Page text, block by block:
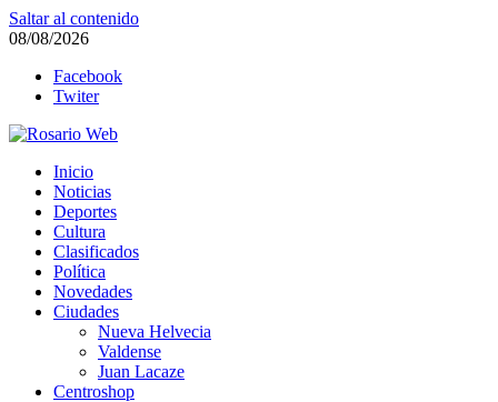
Saltar al contenido
08/08/2026
Facebook
Twiter
Rosario Web
Todas la noticias de Rosario y la zona
Inicio
Noticias
Deportes
Cultura
Clasificados
Política
Novedades
Ciudades
Nueva Helvecia
Valdense
Juan Lacaze
Centroshop